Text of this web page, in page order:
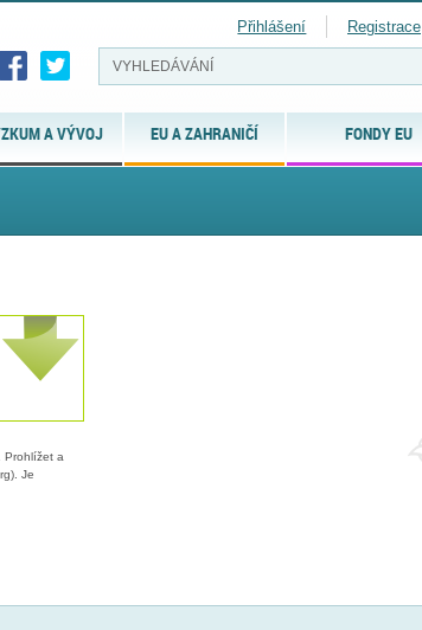
A VÝVOJ EU A ZAHRANIČÍ FONDY EU
Přihlášení Registrace
Prohlížet a
Je